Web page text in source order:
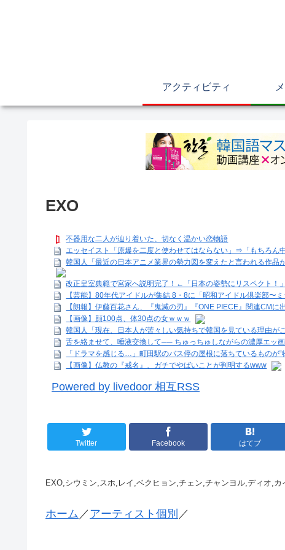
アクティビティ
EXO
不器用な二人が辿り着いた、切なく温かい恋物語
エッセイスト「原爆を二度と使わせてはならない」⇒「もちろ
韓国人「最近の日本アニメ業界の勢力図を変えたと言われる作
改正皇室典範で宮家へ説明完了！←「日本の姿勢にリスペクト！
【芸能】80年代アイドルが集結 8・8に「昭和アイドル倶楽部〜
【朗報】伊藤百花さん、『鬼滅の刃』『ONE PIECE』関連CMに
【画像】顔100点、体30点の女ｗｗｗ
韓国人「現在、日本人が苦々しい気持ちで韓国を見ている理由
舌を絡ませて、唾液交換して── ちゅっちゅしながらの濃厚エッ
「ドラマを感じる…」町田駅のバス停の屋根に落ちているものが“
【画像】仏教の『戒名』、ガチでやばいことが判明するwww
Powered by livedoor 相互RSS
Twitter Facebook はてブ
EXO,シウミン,スホ,レイ,ベクヒョン,チェン,チャンヨル,ディオ,カ
ホーム ／ アーティスト個別 ／